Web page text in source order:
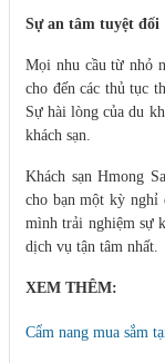
Sự an tâm tuyệt đối
Mọi nhu cầu từ nhỏ
cho đến các thủ tục
Sự hài lòng của du
khách sạn.
Khách sạn Hmong
cho bạn một kỳ nghỉ
mình trải nghiệm sự
dịch vụ tận tâm nhất.
XEM THÊM:
Cẩm nang mua sắm